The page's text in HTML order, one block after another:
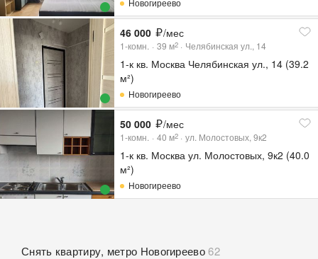
Новогиреево
46 000 /мес
1-комн. 39 м2 Челябинская ул., 14
1-к кв. Москва Челябинская ул., 14 (39.2
м²)
Новогиреево
50 000 /мес
1-комн. 40 м2 ул. Молостовых, 9к2
1-к кв. Москва ул. Молостовых, 9к2 (40.0
м²)
Новогиреево
Снять квартиру, метро Новогиреево 62